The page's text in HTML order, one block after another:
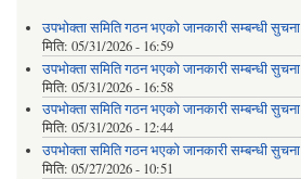
उपभोक्ता समिति गठन भएको जानकारी सम्बन्धी सुचना
मिति: 05/31/2026 - 16:59
उपभोक्ता समिति गठन भएको जानकारी सम्बन्धी सुचना
मिति: 05/31/2026 - 16:58
उपभोक्ता समिति गठन भएको जानकारी सम्बन्धी सुचना
मिति: 05/31/2026 - 12:44
उपभोक्ता समिति गठन भएको जानकारी सम्बन्धी सुचना
मिति: 05/27/2026 - 10:51